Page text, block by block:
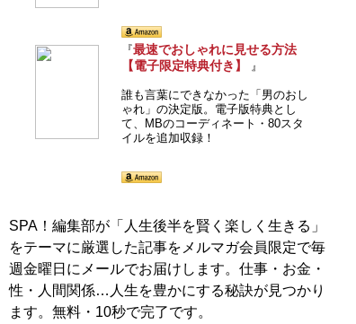
『最速でおしゃれに見せる方法
【電子限定特典付き】
』
誰も言葉にできなかった「男のおし
ゃれ」の決定版。電子版特典とし
て、MBのコーディネート・80スタ
イルを追加収録！
SPA！編集部が「人生後半を賢く楽しく生きる」
をテーマに厳選した記事をメルマガ会員限定で毎
週金曜日にメールでお届けします。仕事・お金・
性・人間関係…人生を豊かにする秘訣が見つかり
ます。無料・10秒で完了です。